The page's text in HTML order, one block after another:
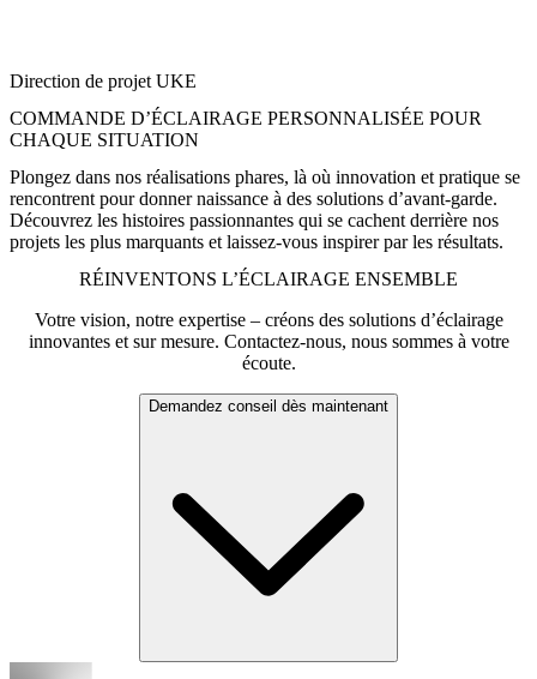
Direction de projet UKE
COMMANDE D’ÉCLAIRAGE PERSONNALISÉE POUR
CHAQUE SITUATION
Plongez dans nos réalisations phares, là où innovation et pratique se
rencontrent pour donner naissance à des solutions d’avant-garde.
Découvrez les histoires passionnantes qui se cachent derrière nos
projets les plus marquants et laissez-vous inspirer par les résultats.
RÉINVENTONS L’ÉCLAIRAGE ENSEMBLE
Votre vision, notre expertise – créons des solutions d’éclairage
innovantes et sur mesure. Contactez-nous, nous sommes à votre
écoute.
Demandez conseil dès maintenant